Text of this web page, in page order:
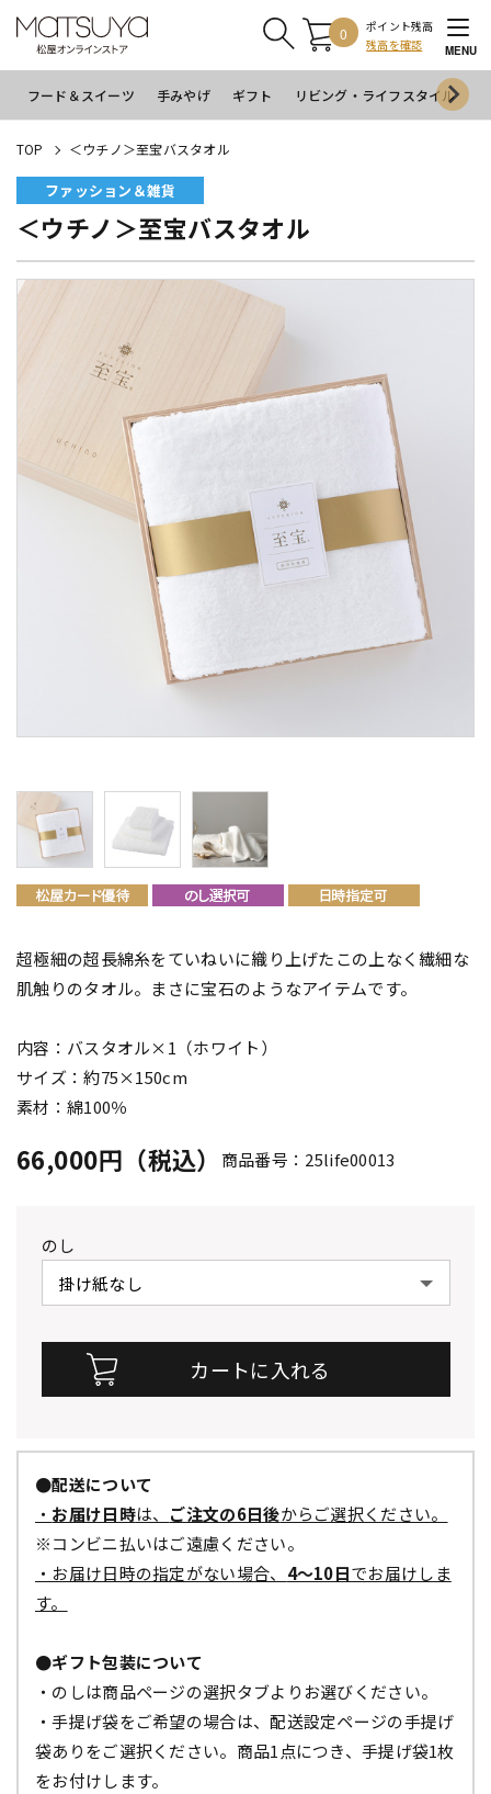
0
ポイント残高
残高を確認
MENU
フード＆スイーツ 手みやげ ギフト リビング・ライフスタイル
TOP ＜ウチノ＞至宝バスタオル
ファッション＆雑貨
＜ウチノ＞至宝バスタオル
超極細の超長綿糸をていねいに織り上げたこの上なく繊細な
肌触りのタオル。まさに宝石のようなアイテムです。
内容：バスタオル×1（ホワイト）
サイズ：約75×150cm
素材：綿100％
66,000円（税込） 商品番号：25life00013
のし
●配送について
・ お届け日時は、 ご注文の6日後からご選択ください。
※コンビニ払いはご遠慮ください。
・お届け日時の指定がない場合、 4～10日でお届けしま
す。
●ギフト包装について
・のしは商品ページの選択タブよりお選びください。
・手提げ袋をご希望の場合は、配送設定ページの手提げ
袋ありをご選択ください。商品1点につき、手提げ袋1枚
をお付けします。